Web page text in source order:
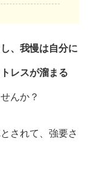
、我慢は自分に
レスが溜まる
んか？
されて、強要さ